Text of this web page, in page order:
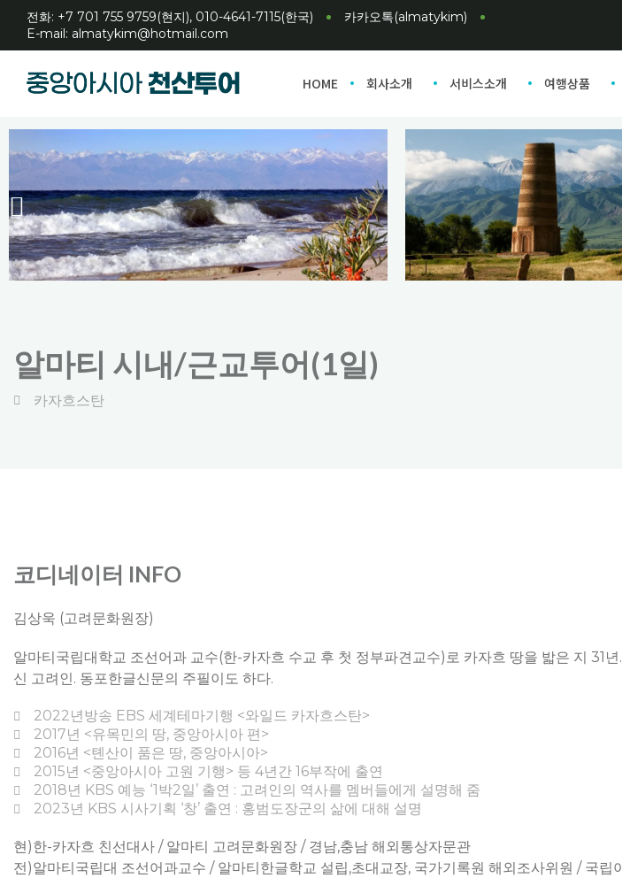
전화: +7 701 755 9759(현지), 010-4641-7115(한국)
카카오톡(almatykim)
E-mail: almatykim@hotmail.com
HOME 회사소개 서비스소개 여행상품
알마티 시내/근교투어(1일)
카자흐스탄
코디네이터 INFO
김상욱 (고려문화원장)
알마티국립대학교 조선어과 교수(한-카자흐 수교 후 첫 정부파견교수)로 카자흐 땅을 밟은 지
신 고려인. 동포한글신문의 주필이도 하다.
2022년방송 EBS 세계테마기행 <와일드 카자흐스탄>
2017년 <유목민의 땅, 중앙아시아 편>
2016년 <톈산이 품은 땅, 중앙아시아>
2015년 <중앙아시아 고원 기행> 등 4년간 16부작에 출연
2018년 KBS 예능 ‘1박2일’ 출연 : 고려인의 역사를 멤버들에게 설명해 줌
2023년 KBS 시사기획 ‘창’ 출연 : 홍범도장군의 삶에 대해 설명
현)한-카자흐 친선대사 / 알마티 고려문화원장 / 경남,충남 해외통상자문관
전)알마티국립대 조선어과교수 / 알마티한글학교 설립,초대교장, 국가기록원 해외조사위원 / 국립